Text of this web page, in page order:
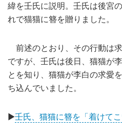
緯を壬氏に説明。壬氏は後宮
れで猫猫に簪を贈りました。
前述のとおり、その行動は
ですが、壬氏は後日、猫猫が
とを知り、猫猫が李白の求愛
ち込んでいました。
▶壬氏、猫猫に簪を「着けて